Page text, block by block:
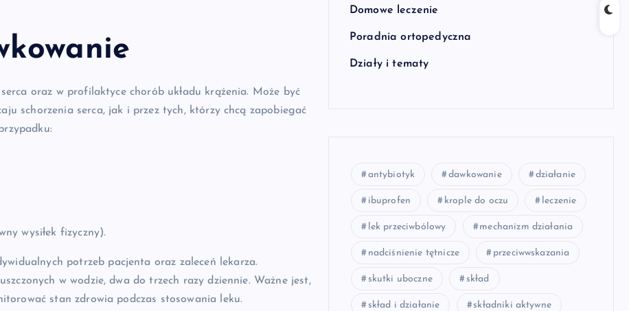
oraz w profilaktyce chorób układu krążenia. Może być
schorzenia serca, jak i przez tych, którzy chcą zapobiegać
wysiłek fizyczny).
potrzeb pacjenta oraz zaleceń lekarza.
w wodzie, dwa do trzech razy dziennie. Ważne jest,
stan zdrowia podczas stosowania leku.
Domowe leczenie
Poradnia ortopedyczna
Działy i tematy
antybiotyk dawkowanie działanie
ibuprofen krople do oczu leczenie
lek przeciwbólowy mechanizm działania
nadciśnienie tętnicze przeciwwskazania
skutki uboczne skład
skład i działanie składniki aktywne